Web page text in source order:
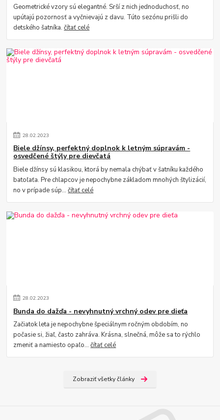
Geometrické vzory sú elegantné. Srší z nich jednoduchosť, no
upútajú pozornosť a vyčnievajú z davu. Túto sezónu prišli do
detského šatníka.čítať celé
28.02.2023
Biele džínsy, perfektný doplnok k letným súpravám -
osvedčené štýly pre dievčatá
Biele džínsy sú klasikou, ktorá by nemala chýbať v šatníku každého
batoľaťa. Pre chlapcov je nepochybne základom mnohých štylizácií,
no v prípade súp...čítať celé
28.02.2023
Bunda do dažďa - nevyhnutný vrchný odev pre dieťa
Začiatok leta je nepochybne špeciálnym ročným obdobím, no
počasie si, žiaľ, často zahráva. Krásna, slnečná, môže sa to rýchlo
zmeniť a namiesto opaľo...čítať celé
Zobraziť všetky články